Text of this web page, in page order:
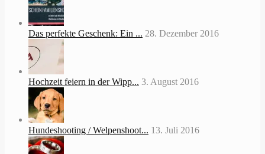
Das perfekte Geschenk: Ein ... 28. Dezember 2016
Hochzeit feiern in der Wipp... 3. August 2016
Hundeshooting / Welpenshoot... 13. Juli 2016